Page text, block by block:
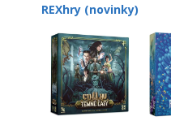
REXhry (novinky)